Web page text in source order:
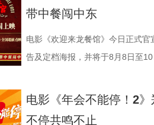
撼美味，大片质感拉满”。参演演
的王立轩直言“电影里演的都是我
“好好吃饭在战乱中是奢侈，在中
牧野 沈腾 蒋奇明 李治廷.jpg 随
片一大出圈名场面，首映礼、路
少网友称“看完电影后脑子里全是
除嗨舞彩蛋之外，影片凭借
从头笑到尾狠狠解压”“带着爸妈
主创现场上手挑战，将片中巧思
cos狄少、阿萨现身活动，邀请主
也围绕影片展开了真诚分享。
现一个探案故事，让它适合全年
人被迫卷入动荡之中，在生存与
生、赛夫（奥马尔·谢里夫 饰）在
人物之间的情感呈现给观众。“菜
馆》由文牧野执导，宁浩监制，
带中餐闯中东
电影《欢迎来龙餐馆》今日正式
告及定档海报，并将于8月8日至
当地结识餐馆经理马俊生（蒋奇
电影《年会不能停！2
不停共鸣不止